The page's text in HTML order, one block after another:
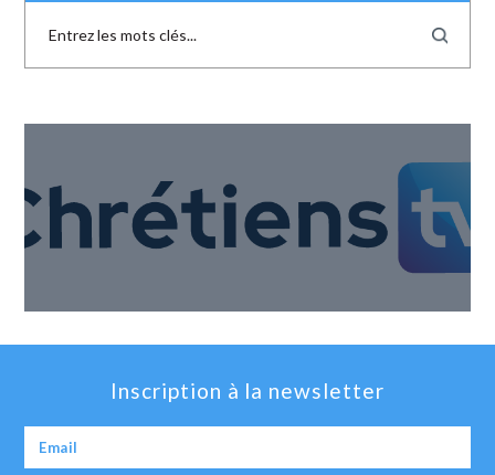
Inscription à la newsletter